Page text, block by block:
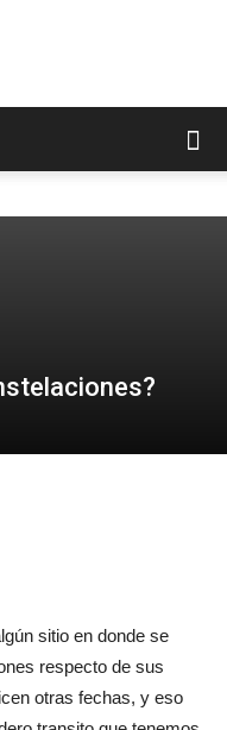
sitio en donde se
respecto de sus
otras fechas, y eso